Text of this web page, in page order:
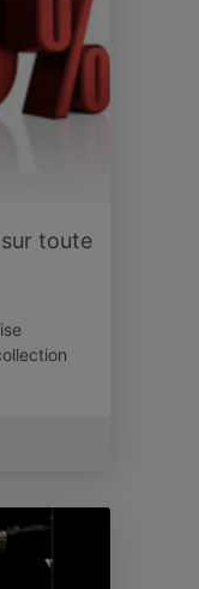
toute